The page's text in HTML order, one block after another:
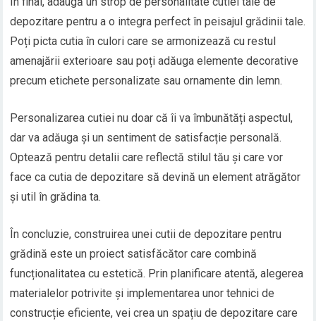
depozitare pentru a o integra perfect în peisajul grădinii tale.
Poți picta cutia în culori care se armonizează cu restul
amenajării exterioare sau poți adăuga elemente decorative
precum etichete personalizate sau ornamente din lemn.
Personalizarea cutiei nu doar că îi va îmbunătăți aspectul,
dar va adăuga și un sentiment de satisfacție personală.
Optează pentru detalii care reflectă stilul tău și care vor
face ca cutia de depozitare să devină un element atrăgător
și util în grădina ta.
În concluzie, construirea unei cutii de depozitare pentru
grădină este un proiect satisfăcător care combină
funcționalitatea cu estetică. Prin planificare atentă, alegerea
materialelor potrivite și implementarea unor tehnici de
construcție eficiente, vei crea un spațiu de depozitare care